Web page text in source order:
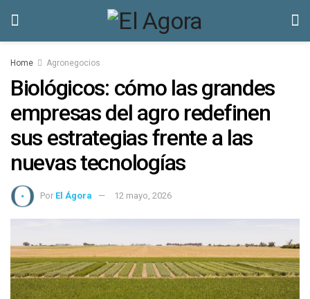
Home Agronegocios
Biológicos: cómo las grandes
empresas del agro redefinen
sus estrategias frente a las
nuevas tecnologías
Por El Ágora 12 mayo, 2026